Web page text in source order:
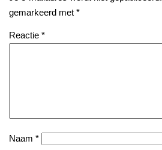
gemarkeerd met *
Reactie *
Naam *